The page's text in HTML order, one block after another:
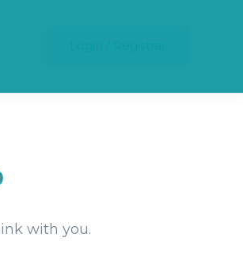
Login Registrar
with you.